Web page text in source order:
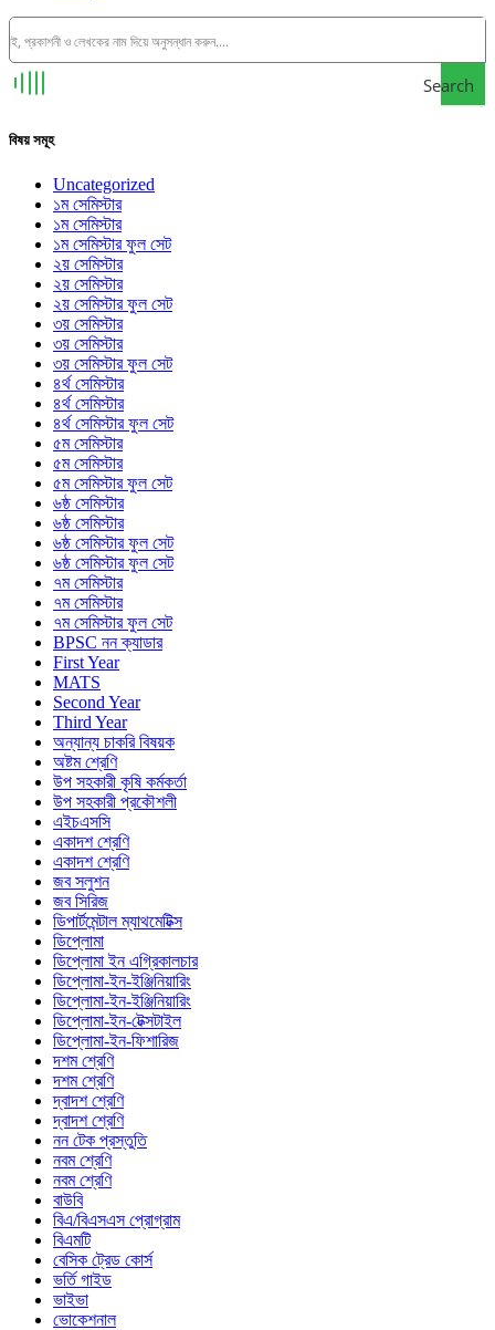
Search
বিষয় সমূহ
Uncategorized
১ম সেমিস্টার
১ম সেমিস্টার
১ম সেমিস্টার ফুল সেট
২য় সেমিস্টার
২য় সেমিস্টার
২য় সেমিস্টার ফুল সেট
৩য় সেমিস্টার
৩য় সেমিস্টার
৩য় সেমিস্টার ফুল সেট
৪র্থ সেমিস্টার
৪র্থ সেমিস্টার
৪র্থ সেমিস্টার ফুল সেট
৫ম সেমিস্টার
৫ম সেমিস্টার
৫ম সেমিস্টার ফুল সেট
৬ষ্ঠ সেমিস্টার
৬ষ্ঠ সেমিস্টার
৬ষ্ঠ সেমিস্টার ফুল সেট
৬ষ্ঠ সেমিস্টার ফুল সেট
৭ম সেমিস্টার
৭ম সেমিস্টার
৭ম সেমিস্টার ফুল সেট
BPSC নন ক্যাডার
First Year
MATS
Second Year
Third Year
অন্যান্য চাকরি বিষয়ক
অষ্টম শ্রেণি
উপ সহকারী কৃষি কর্মকর্তা
উপ সহকারী প্রকৌশলী
এইচএসসি
একাদশ শ্রেণি
একাদশ শ্রেণি
জব সলুশন
জব সিরিজ
ডিপার্টমেন্টাল ম্যাথমেটিক্স
ডিপ্লোমা
ডিপ্লোমা ইন এগ্রিকালচার
ডিপ্লোমা-ইন-ইঞ্জিনিয়ারিং
ডিপ্লোমা-ইন-ইঞ্জিনিয়ারিং
ডিপ্লোমা-ইন-টেক্সটাইল
ডিপ্লোমা-ইন-ফিশারিজ
দশম শ্রেণি
দশম শ্রেণি
দ্বাদশ শ্রেণি
দ্বাদশ শ্রেণি
নন টেক প্রস্তুতি
নবম শ্রেণি
নবম শ্রেণি
বাউবি
বিএ/বিএসএস প্রোগ্রাম
বিএমটি
বেসিক ট্রেড কোর্স
ভর্তি গাইড
ভাইভা
ভোকেশনাল